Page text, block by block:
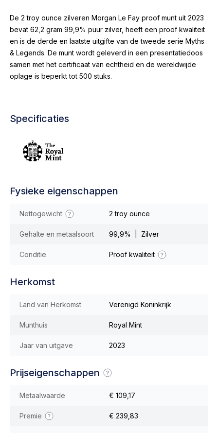
De 2 troy ounce zilveren Morgan Le Fay proof munt uit 2023
bevat 62,2 gram 99,9% puur zilver, heeft een proof kwaliteit
en is de derde en laatste uitgifte van de tweede serie Myths
& Legends. De munt wordt geleverd in een presentatiedoos
samen met het certificaat van echtheid en de wereldwijde
oplage is beperkt tot 500 stuks.
Specificaties
Fysieke eigenschappen
Nettogewicht 2 troy ounce
Gehalte en metaalsoort 99,9% | Zilver
Conditie Proof kwaliteit
Herkomst
Land van Herkomst Verenigd Koninkrijk
Munthuis Royal Mint
Jaar van uitgave 2023
Prijseigenschappen
Metaalwaarde € 109,17
Premie € 239,83